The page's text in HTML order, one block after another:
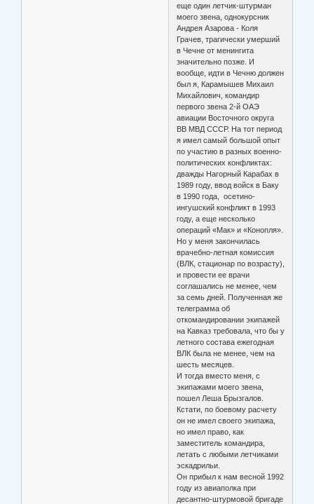
еще один летчик-штурман
моего звена, однокурсник
Андрея Азарова - Коля
Грачев, трагически умерший
в Чечне от менингита
значительно позже. И
вообще, идти в Чечню должен
был я, Карамышев Михаил
Михайлович, командир
первого звена 2-й ОАЭ
авиации Восточного округа
ВВ МВД СССР. На тот период
я имел самый большой опыт
по участию в разных военно-
политических конфликтах:
дважды Нагорный Карабах в
1989 году, ввод войск в Баку
в 1990 года, осетино-
ингушский конфликт в 1993
году, а еще несколько
операций «Мак» и «Конопля».
Но у меня закончилась
врачебно-летная комиссия
(ВЛК, стационар по возрасту),
и провести ее врачи
соглашались не менее, чем
за семь дней. Полученная же
телеграмма об
откомандировании экипажей
на Кавказ требовала, что бы у
летного состава ежегодная
ВЛК была не менее, чем на
шесть месяцев.
И тогда вместо меня, с
экипажами моего звена,
пошел Леша Брызгалов.
Кстати, по боевому расчету
он не имел своего экипажа,
но имел право, как
заместитель командира,
летать с любыми летчиками
эскадрильи.
Он прибыл к нам весной 1992
году из авиаполка при
десантно-штурмовой бригаде